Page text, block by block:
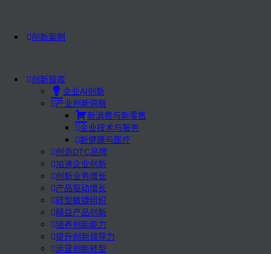
创新案例
创新智库
企业AI创新
产业创新洞察
新消费与新零售
企业技术与服务
新健康与医疗
创造DTC品牌
加速企业创新
创新业务增长
产品驱动增长
转型敏捷组织
精益产品创新
培养创新能力
提升创新领导力
运营创新转型